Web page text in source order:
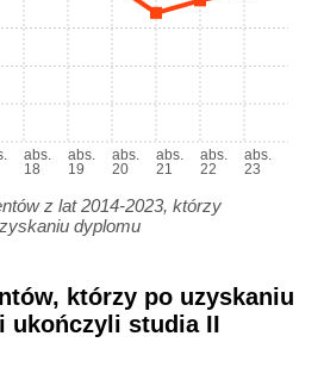
abs.
18
abs.
19
abs.
20
abs.
21
abs.
22
abs.
23
z lat 2014-2023, którzy
dyplomu
którzy po uzyskaniu
ukończyli studia II